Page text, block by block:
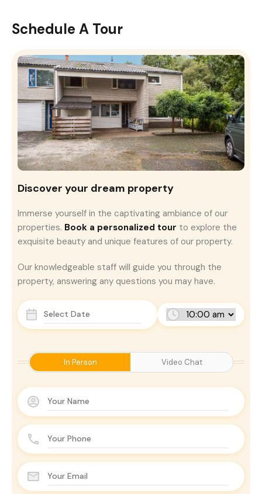
Schedule A Tour
In Person Video Chat
Discover your dream property
Immerse yourself in the captivating ambiance of our
properties. Book a personalized tour to explore the
exquisite beauty and unique features of our property.
Our knowledgeable staff will guide you through the
property, answering any questions you may have.